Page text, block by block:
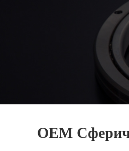
OEM